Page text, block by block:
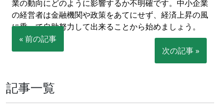
業の動向にどのように影響するか不明確です。中小企業
の経営者は金融機関や政策をあてにせず、経済上昇の風
に乗って自助努力して出来ることから始めましょう。
« 前の記事
次の記事 »
記事一覧